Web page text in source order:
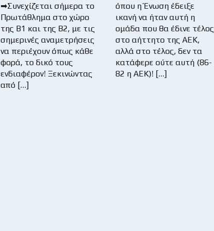
➡Συνεχίζεται σήμερα το
Πρωτάθλημα στο χώρο
της Β1 και της Β2, με τις
σημερινές αναμετρήσεις
να περιέχουν όπως κάθε
φορά, το δικό τους
ενδιαφέρον! Ξεκινώντας
από […]
όπου η Ένωση έδειξε
ικανή να ήταν αυτή η
ομάδα που θα έδινε τέλος
στο αήττητο της ΑΕΚ,
αλλά στο τέλος, δεν τα
κατάφερε ούτε αυτή (86-
82 η ΑΕΚ)! […]